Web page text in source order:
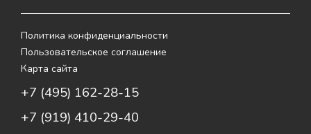
Политика конфиденциальности
Пользовательское соглашение
Карта сайта
+7 (495) 162-28-15
+7 (919) 410-29-40